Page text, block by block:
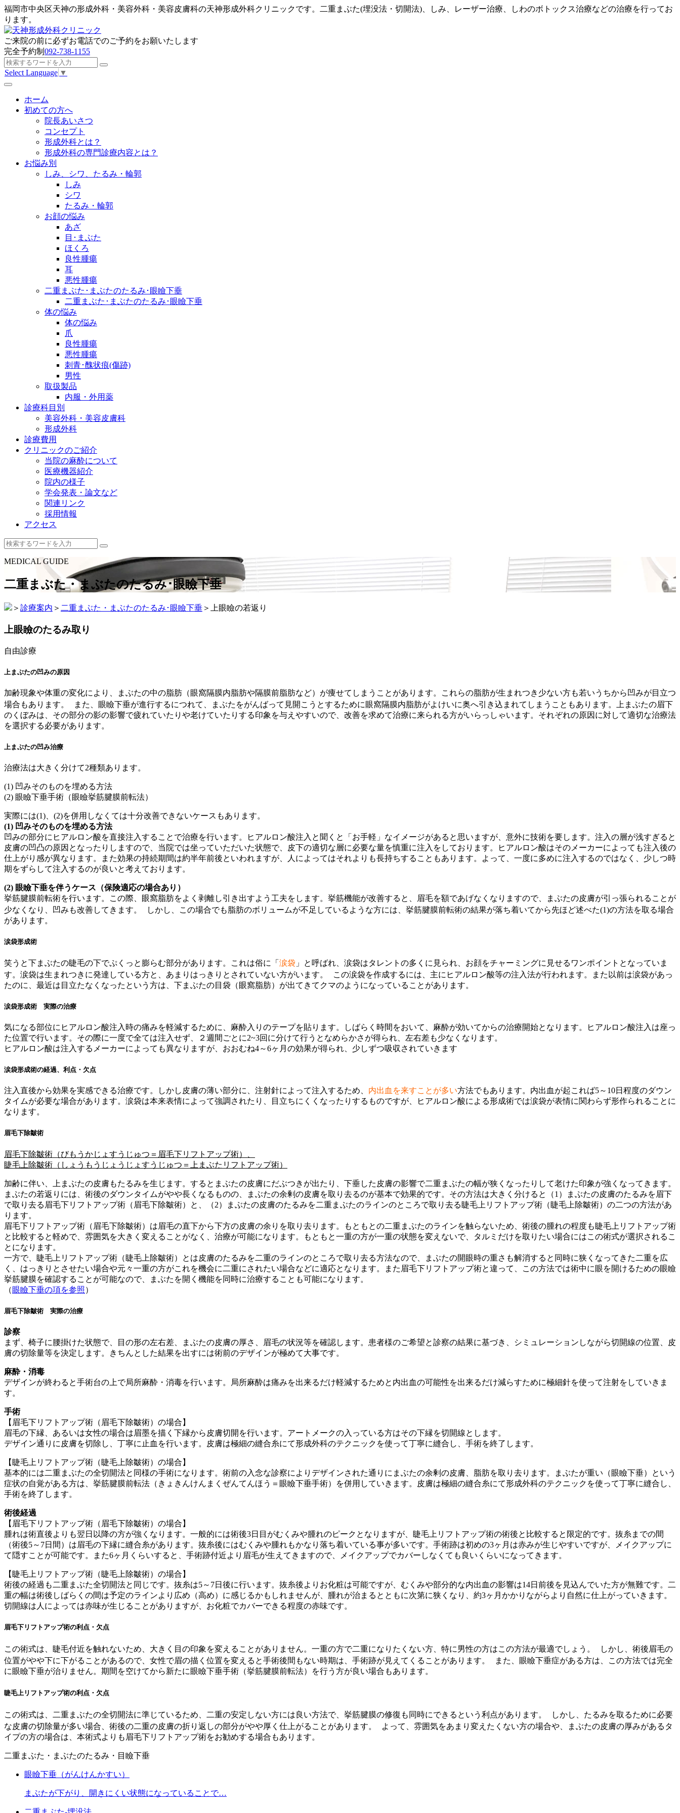
福岡市中央区天神の形成外科・美容外科・美容皮膚科の天神形成外科クリニックです。二重まぶた(埋没法・切開法)、しみ、レーザー治療、しわのボトックス治療などの治療を行ってお
ります。
ご来院の前に必ずお電話でのご予約をお願いたします
完全予約制 092-738-1155
Select Language ▼
ホーム
初めての方へ
院長あいさつ
コンセプト
形成外科とは？
形成外科の専門診療内容とは？
お悩み別
しみ、シワ、たるみ・輪郭
しみ
シワ
たるみ・輪郭
お顔の悩み
あざ
目･まぶた
ほくろ
良性腫瘍
耳
悪性腫瘍
二重まぶた･まぶたのたるみ･眼瞼下垂
二重まぶた･まぶたのたるみ･眼瞼下垂
体の悩み
体の悩み
爪
良性腫瘍
悪性腫瘍
刺青･醜状痕(傷跡)
男性
取扱製品
内服・外用薬
診療科目別
美容外科・美容皮膚科
形成外科
診療費用
クリニックのご紹介
当院の麻酔について
医療機器紹介
院内の様子
学会発表・論文など
関連リンク
採用情報
アクセス
MEDICAL GUIDE
二重まぶた・まぶたのたるみ･眼瞼下垂
＞ 診療案内 ＞ 二重まぶた・まぶたのたるみ･眼瞼下垂 ＞ 上眼瞼の若返り
上眼瞼のたるみ取り
自由診療
上まぶたの凹みの原因
加齢現象や体重の変化により、まぶたの中の脂肪（眼窩隔膜内脂肪や隔膜前脂肪など）が痩せてしまうことがあります。これらの脂肪が生まれつき少ない方も若いうちから凹みが目立つ
場合もあります。 また、眼瞼下垂が進行するにつれて、まぶたをがんばって見開こうとするために眼窩隔膜内脂肪がよけいに奥へ引き込まれてしまうこともあります。上まぶたの眉下
のくぼみは、その部分の影の影響で疲れていたりや老けていたりする印象を与えやすいので、改善を求めて治療に来られる方がいらっしゃいます。それぞれの原因に対して適切な治療法
を選択する必要があります。
上まぶたの凹み治療
治療法は大きく分けて2種類あります。
(1) 凹みそのものを埋める方法
(2) 眼瞼下垂手術（眼瞼挙筋腱膜前転法）
実際には(1)、(2)を併用しなくては十分改善できないケースもあります。
(1) 凹みそのものを埋める方法
凹みの部分にヒアルロン酸を直接注入することで治療を行います。ヒアルロン酸注入と聞くと「お手軽」なイメージがあると思いますが、意外に技術を要します。注入の層が浅すぎると
皮膚の凹凸の原因となったりしますので、当院では坐っていただいた状態で、皮下の適切な層に必要な量を慎重に注入をしております。ヒアルロン酸はそのメーカーによっても注入後の
仕上がり感が異なります。また効果の持続期間は約半年前後といわれますが、人によってはそれよりも長持ちすることもあります。よって、一度に多めに注入するのではなく、少しつ時
期をずらして注入するのが良いと考えております。
(2) 眼瞼下垂を伴うケース（保険適応の場合あり）
挙筋腱膜前転術を行います。この際、眼窩脂肪をよく剥離し引き出すよう工夫をします。挙筋機能が改善すると、眉毛を額であげなくなりますので、まぶたの皮膚が引っ張られることが
少なくなり、凹みも改善してきます。 しかし、この場合でも脂肪のボリュームが不足しているような方には、挙筋腱膜前転術の結果が落ち着いてから先ほど述べた(1)の方法を取る場合
があります。
涙袋形成術
笑うと下まぶたの睫毛の下でぷくっと膨らむ部分があります。これは俗に「 涙袋 」と呼ばれ、涙袋はタレントの多くに見られ、お顔をチャーミングに見せるワンポイントとなっていま
す。涙袋は生まれつきに発達している方と、あまりはっきりとされていない方がいます。 この涙袋を作成するには、主にヒアルロン酸等の注入法が行われます。また以前は涙袋があっ
たのに、最近は目立たなくなったという方は、下まぶたの目袋（眼窩脂肪）が出てきてクマのようになっていることがあります。
涙袋形成術 実際の治療
気になる部位にヒアルロン酸注入時の痛みを軽減するために、麻酔入りのテープを貼ります。しばらく時間をおいて、麻酔が効いてからの治療開始となります。ヒアルロン酸注入は座っ
た位置で行います。その際に一度で全ては注入せず、２週間ごとに2~3回に分けて行うとなめらかさが得られ、左右差も少なくなります。
ヒアルロン酸は注入するメーカーによっても異なりますが、おおむね4～6ヶ月の効果が得られ、少しずつ吸収されていきます
涙袋形成術の経過、利点・欠点
注入直後から効果を実感できる治療です。しかし皮膚の薄い部分に、注射針によって注入するため、 内出血を来すことが多い方法でもあります。内出血が起これば5～10日程度のダウン
タイムが必要な場合があります。涙袋は本来表情によって強調されたり、目立ちにくくなったりするものですが、ヒアルロン酸による形成術では涙袋が表情に関わらず形作られることに
なります。
眉毛下除皺術
眉毛下除皺術（びもうかじょすうじゅつ＝眉毛下リフトアップ術）、
睫毛上除皺術（しょうもうじょうじょすうじゅつ＝上まぶたリフトアップ術）
加齢に伴い、上まぶたの皮膚もたるみを生じます。するとまぶたの皮膚にだぶつきが出たり、下垂した皮膚の影響で二重まぶたの幅が狭くなったりして老けた印象が強くなってきます。
まぶたの若返りには、術後のダウンタイムがやや長くなるものの、まぶたの余剰の皮膚を取り去るのが基本で効果的です。その方法は大きく分けると（1）まぶたの皮膚のたるみを眉下
で取り去る眉毛下リフトアップ術（眉毛下除皺術）と、（2）まぶたの皮膚のたるみを二重まぶたのラインのところで取り去る睫毛上リフトアップ術（睫毛上除皺術）の二つの方法があ
ります。
眉毛下リフトアップ術（眉毛下除皺術）は眉毛の直下から下方の皮膚の余りを取り去ります。もともとの二重まぶたのラインを触らないため、術後の腫れの程度も睫毛上リフトアップ術
と比較すると軽めで、雰囲気を大きく変えることがなく、治療が可能になります。もともと一重の方が一重の状態を変えないで、タルミだけを取りたい場合にはこの術式が選択されるこ
とになります。
一方で、睫毛上リフトアップ術（睫毛上除皺術）とは皮膚のたるみを二重のラインのところで取り去る方法なので、まぶたの開眼時の重さも解消すると同時に狭くなってきた二重を広
く、はっきりとさせたい場合や元々一重の方がこれを機会に二重にされたい場合などに適応となります。また眉毛下リフトアップ術と違って、この方法では術中に眼を開けるための眼瞼
挙筋腱膜を確認することが可能なので、まぶたを開く機能を同時に治療することも可能になります。
（ 眼瞼下垂の項を参照）
眉毛下除皺術 実際の治療
診察
まず、椅子に腰掛けた状態で、目の形の左右差、まぶたの皮膚の厚さ、眉毛の状況等を確認します。患者様のご希望と診察の結果に基づき、シミュレーションしながら切開線の位置、皮
膚の切除量等を決定します。きちんとした結果を出すには術前のデザインが極めて大事です。
麻酔・消毒
デザインが終わると手術台の上で局所麻酔・消毒を行います。局所麻酔は痛みを出来るだけ軽減するためと内出血の可能性を出来るだけ減らすために極細針を使って注射をしていきま
す。
手術
【眉毛下リフトアップ術（眉毛下除皺術）の場合】
眉毛の下縁、あるいは女性の場合は眉墨を描く下縁から皮膚切開を行います。アートメークの入っている方はその下縁を切開線とします。
デザイン通りに皮膚を切除し、丁寧に止血を行います。皮膚は極細の縫合糸にて形成外科のテクニックを使って丁寧に縫合し、手術を終了します。
【睫毛上リフトアップ術（睫毛上除皺術）の場合】
基本的には二重まぶたの全切開法と同様の手術になります。術前の入念な診察によりデザインされた通りにまぶたの余剰の皮膚、脂肪を取り去ります。まぶたが重い（眼瞼下垂）という
症状の自覚がある方は、挙筋腱膜前転法（きょきんけんまくぜんてんほう＝眼瞼下垂手術）を併用していきます。皮膚は極細の縫合糸にて形成外科のテクニックを使って丁寧に縫合し、
手術を終了します。
術後経過
【眉毛下リフトアップ術（眉毛下除皺術）の場合】
腫れは術直後よりも翌日以降の方が強くなります。一般的には術後3日目がむくみや腫れのピークとなりますが、睫毛上リフトアップ術の術後と比較すると限定的です。抜糸までの間
（術後5～7日間）は眉毛の下縁に縫合糸があります。抜糸後にはむくみや腫れもかなり落ち着いている事が多いです。手術跡は初めの3ヶ月は赤みが生じやすいですが、メイクアップに
て隠すことが可能です。また6ヶ月くらいすると、手術跡付近より眉毛が生えてきますので、メイクアップでカバーしなくても良いくらいになってきます。
【睫毛上リフトアップ術（睫毛上除皺術）の場合】
術後の経過も二重まぶた全切開法と同じです。抜糸は5～7日後に行います。抜糸後よりお化粧は可能ですが、むくみや部分的な内出血の影響は14日前後を見込んでいた方が無難です。二
重の幅は術後しばらくの間は予定のラインより広め（高め）に感じるかもしれませんが、腫れが治まるとともに次第に狭くなり、約3ヶ月かかりながらより自然に仕上がっていきます。
切開線は人によっては赤味が生じることがありますが、お化粧でカバーできる程度の赤味です。
眉毛下リフトアップ術の利点・欠点
この術式は、睫毛付近を触れないため、大きく目の印象を変えることがありません。一重の方で二重になりたくない方、特に男性の方はこの方法が最適でしょう。 しかし、術後眉毛の
位置がやや下に下がることがあるので、女性で眉の描く位置を変えると手術後間もない時期は、手術跡が見えてくることがあります。 また、眼瞼下垂症がある方は、この方法では完全
に眼瞼下垂が治りません。期間を空けてから新たに眼瞼下垂手術（挙筋腱膜前転法）を行う方が良い場合もあります。
睫毛上リフトアップ術の利点・欠点
この術式は、二重まぶたの全切開法に準じているため、二重の安定しない方には良い方法で、挙筋腱膜の修復も同時にできるという利点があります。 しかし、たるみを取るために必要
な皮膚の切除量が多い場合、術後の二重の皮膚の折り返しの部分がやや厚く仕上がることがあります。 よって、雰囲気をあまり変えたくない方の場合や、まぶたの皮膚の厚みがあるタ
イプの方の場合は、本術式よりも眉毛下リフトアップ術をお勧めする場合もあります。
二重まぶた・まぶたのたるみ・目瞼下垂
眼瞼下垂（がんけんかすい）
まぶたが下がり、開きにくい状態になっていることで…